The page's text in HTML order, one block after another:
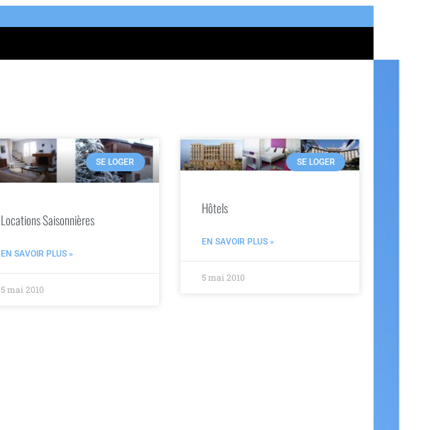
SE LOGER
Locations Saisonnières
EN SAVOIR PLUS »
5 mai 2010
SE LOGER
Hôtels
EN SAVOIR PLUS »
5 mai 2010